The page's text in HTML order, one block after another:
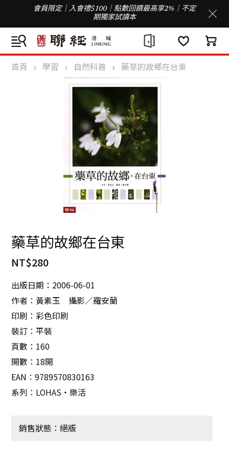
會員限定｜入會禮$100｜點數回饋最高享2%｜不定
期獨家試讀本
首頁 學習 自然科普 藥草的故鄉在台東
藥草的故鄉在台東
NT$280
出版日期：2006-06-01
作者：黃素玉 攝影／羅安蘭
印刷：彩色印刷
裝訂：平裝
頁數：160
開數：18開
EAN：9789570830163
系列：LOHAS‧樂活
銷售狀態：絕版